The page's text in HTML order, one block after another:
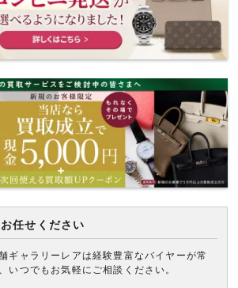
任せください
ギャラリーレアは経験豊富なバイヤーが常
いつでもお気軽にご相談ください。